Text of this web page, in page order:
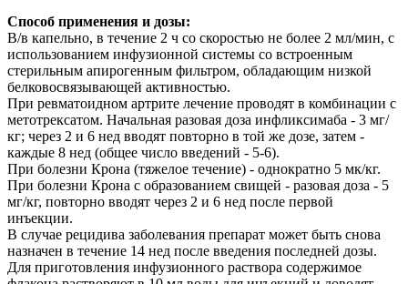
Способ применения и дозы:
В/в капельно, в течение 2 ч со скоростью не более 2 мл/мин, с
использованием инфузионной системы со встроенным
стерильным апирогенным фильтром, обладающим низкой
белковосвязывающей активностью.
При ревматоидном артрите лечение проводят в комбинации с
метотрексатом. Начальная разовая доза инфликсимаба - 3 мг/
кг; через 2 и 6 нед вводят повторно в той же дозе, затем -
каждые 8 нед (общее число введений - 5-6).
При болезни Крона (тяжелое течение) - однократно 5 мк/кг.
При болезни Крона с образованием свищей - разовая доза - 5
мг/кг, повторно вводят через 2 и 6 нед после первой
инъекции.
В случае рецидива заболевания препарат может быть снова
назначен в течение 14 нед после введения последней дозы.
Для приготовления инфузионного раствора содержимое